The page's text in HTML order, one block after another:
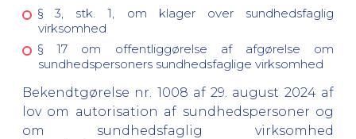
§ 3, stk. 1, om klager over sundhedsfaglig
virksomhed
§ 17 om offentliggørelse af afgørelse om
sundhedspersoners sundhedsfaglige virksomhed
Bekendtgørelse nr. 1008 af 29. august 2024 af
lov om autorisation af sundhedspersoner og
om sundhedsfaglig virksomhed